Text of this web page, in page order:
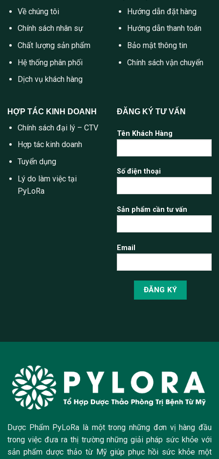
Về chúng tôi
Chính sách nhân sự
Chất lượng sản phẩm
Hệ thống phân phối
Dịch vụ khách hàng
Hướng dẫn đặt hàng
Hướng dẫn thanh toán
Bảo mật thông tin
Chính sách vận chuyển
HỢP TÁC KINH DOANH
Chính sách đại lý – CTV
Hợp tác kinh doanh
Tuyển dụng
Lý do làm việc tại
PyLoRa
ĐĂNG KÝ TƯ VẤN
Tên Khách Hàng
Số điện thoại
Sản phẩm cần tư vấn
Email
Dược Phẩm PyLoRa là một trong những đơn vị hàng đầu
trong việc đưa ra thị trường những giải pháp sức khỏe với
sản phẩm dược thảo từ Mỹ giúp phục hồi sức khỏe một